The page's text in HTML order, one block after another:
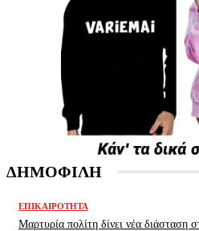
ΔΗΜΟΦΙΛΗ
ΕΠΙΚΑΙΡΌΤΗΤΑ
Μαρτυρία πολίτη δίνει νέα διάσταση